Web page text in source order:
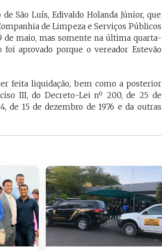
São Luís, Edivaldo Holanda Júnior, que
de Limpeza e Serviços Públicos
de maio, mas somente na última quarta-
aprovado porque o vereador Estevão
feita liquidação, bem como a posterior
III, do Decreto-Lei nº 200, de 25 de
de 15 de dezembro de 1976 e da outras